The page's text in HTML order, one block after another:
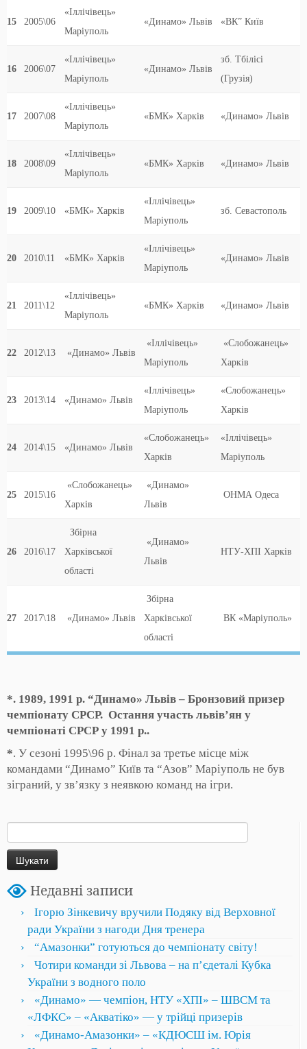
15 2005\06
«Іллічівець»
Маріуполь
«Динамо» Львів «ВК” Київ
16 2006\07
«Іллічівець»
Маріуполь
«Динамо» Львів
зб. Тбілісі
(Грузія)
17 2007\08
«Іллічівець»
Маріуполь
«БМК» Харків «Динамо» Львів
18 2008\09
«Іллічівець»
Маріуполь
«БМК» Харків «Динамо» Львів
19 2009\10 «БМК» Харків
«Іллічівець»
Маріуполь
зб. Севастополь
20 2010\11 «БМК» Харків
«Іллічівець»
Маріуполь
«Динамо» Львів
21 2011\12
«Іллічівець»
Маріуполь
«БМК» Харків «Динамо» Львів
22 2012\13 «Динамо» Львів
«Іллічівець»
Маріуполь
«Слобожанець»
Харків
23 2013\14 «Динамо» Львів
«Іллічівець»
Маріуполь
«Слобожанець»
Харків
24 2014\15 «Динамо» Львів
«Слобожанець»
Харків
«Іллічівець»
Маріуполь
25 2015\16
«Слобожанець»
Харків
«Динамо»
Львів
ОНМА Одеса
26 2016\17
Збірна
Харківської
області
«Динамо»
Львів
НТУ-ХПІ Харків
27 2017\18 «Динамо» Львів
Збірна
Харківської
області
ВК «Маріуполь»
*. 1989, 1991 р. “Динамо» Львів – Бронзовий призер
чемпіонату СРСР. Остання участь львів’ян у
чемпіонаті СРСР у 1991 р..
*. У сезоні 1995\96 р. Фінал за третье місце між
командами “Динамо” Київ та “Азов” Маріуполь не був
зіграний, у зв’язку з неявкою команд на ігри.
Недавні записи
Ігорю Зінкевичу вручили Подяку від Верховної
ради України з нагоди Дня тренера
“Амазонки” готуються до чемпіонату світу!
Чотири команди зі Львова – на пʼєдеталі Кубка
України з водного поло
«Динамо» — чемпіон, НТУ «ХПІ» – ШВСМ та
«ЛФКС» – «Акватіко» — у трійці призерів
«Динамо-Амазонки» – «КДЮСШ ім. Юрія